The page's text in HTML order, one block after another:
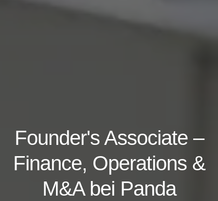
Founder's Associate –
Finance, Operations &
M&A bei Panda